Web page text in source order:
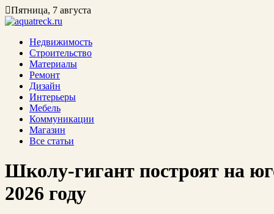
Пятница, 7 августа
Недвижимость
Строительство
Материалы
Ремонт
Дизайн
Интерьеры
Мебель
Коммуникации
Магазин
Все статьи
Школу-гигант построят на
2026 году